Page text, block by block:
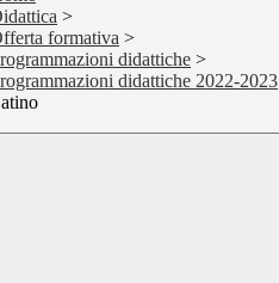
>
formativa >
didattiche >
didattiche 2022-2023